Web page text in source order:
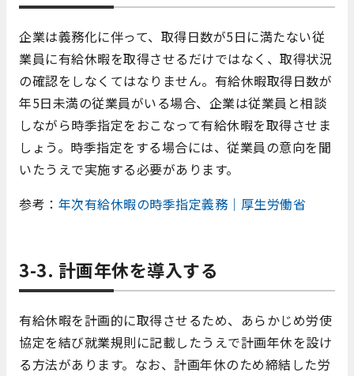
企業は義務化に伴って、取得日数が5日に満たない従
業員に有給休暇を取得させるだけではなく、取得状況
の確認をしなくてはなりません。有給休暇取得日数が
年5日未満の従業員がいる場合、企業は従業員と相談
しながら時季指定をおこなって有給休暇を取得させま
しょう。時季指定をする場合には、従業員の意向を聞
いたうえで実施する必要があります。
参考： 年次有給休暇の時季指定義務｜厚生労働省
3-3. 計画年休を導入する
有給休暇を計画的に取得させるため、あらかじめ労使
協定を結び就業規則に記載したうえで計画年休を設け
る方法があります。なお、計画年休のため締結した労